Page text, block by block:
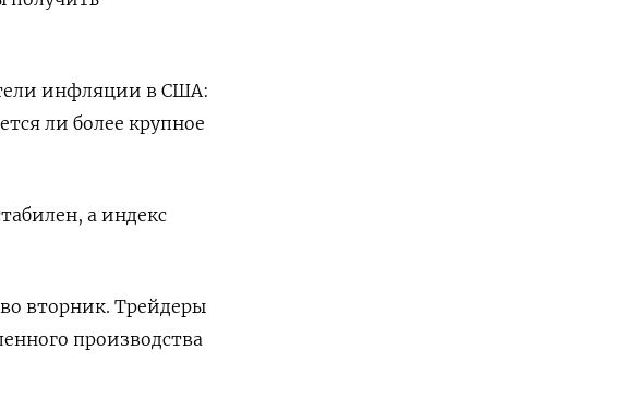
инфляции в США:
ли более крупное
а индекс
вторник. Трейдеры
производства